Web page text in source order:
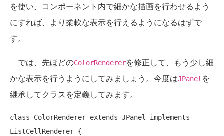
を使い、コンポーネント内で細かな描画を行わせるよう
にすれば、より柔軟な表示を行えるようになるはずで
す。
では、先ほどのColorRendererを修正して、もう少し細
かな表示を行うようにしてみましょう。今度はJPanel を
継承してクラスを定義してみます。
class ColorRenderer extends JPanel implements
ListCellRenderer {